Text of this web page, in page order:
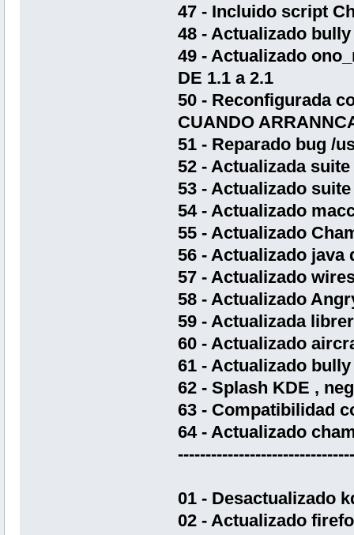
47 - Incluido script
48 - Actualizado
49 - Actualizado
DE 1.1 a 2.1
50 - Reconfigurada
CUANDO
51 - Reparado bug /
52 - Actualizada
53 - Actualizado
54 - Actualizado
55 - Actualizado
56 - Actualizado java
57 - Actualizado
58 - Actualizado
59 - Actualizada
60 - Actualizado
61 - Actualizado
62 - Splash KDE ,
63 - Compatibilidad
64 - Actualizado
01 - Desactualizado
02 - Actualizado